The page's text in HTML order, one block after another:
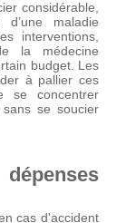
considérable,
maladie
interventions,
la médecine
budget. Les
à pallier ces
se concentrer
se soucier
cas d'accident